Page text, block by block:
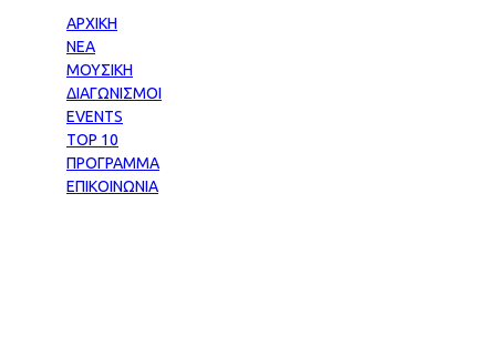
ΑΡΧΙΚΗ
ΝΕΑ
ΜΟΥΣΙΚΗ
ΔΙΑΓΩΝΙΣΜΟΙ
EVENTS
TOP 10
ΠΡΟΓΡΑΜΜΑ
ΕΠΙΚΟΙΝΩΝΙΑ